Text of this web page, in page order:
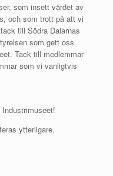
som insett värdet av
och som trott på att vi
till Södra Dalarnas
som gett oss
Tack till medlemmar
som vi vanligtvis
ytterligare.